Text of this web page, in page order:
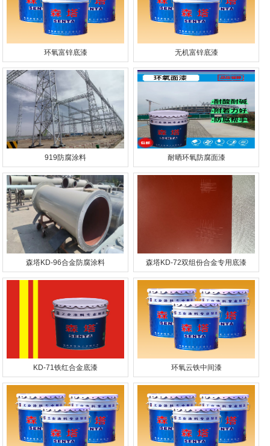
环氧富锌底漆 无机富锌底漆
919防腐涂料 耐晒环氧防腐面漆
森塔KD-96合金防腐涂料 森塔KD-72双组份合金专用底漆
KD-71铁红合金底漆 环氧云铁中间漆